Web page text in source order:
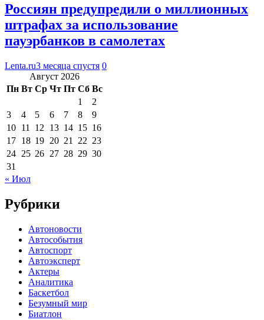
Россиян предупредили о миллионных
штрафах за использование
пауэрбанков в самолетах
Lenta.ru3 месяца спустя 0
Август 2026
Пн Вт Ср Чт Пт Сб Вс
1
2
3
4 5 6 7 8
9
10 11 12 13 14 15 16
17 18 19 20 21 22 23
24 25 26 27 28 29 30
31
« Июл
Рубрики
Автоновости
Автособытия
Автоспорт
Автоэксперт
Актеры
Аналитика
Баскетбол
Безумный мир
Биатлон